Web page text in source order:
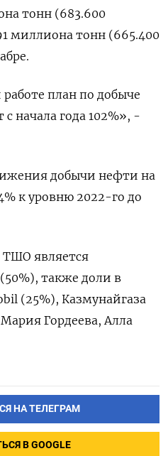
тонн (683.600
миллиона тонн (665.400
план по добыче
с начала года 102%», -
добычи нефти на
к уровню 2022-го до
является
также доли в
(25%), Казмунайгаза
Гордеева, Алла
НА ТЕЛЕГРАМ
В GOOGLE